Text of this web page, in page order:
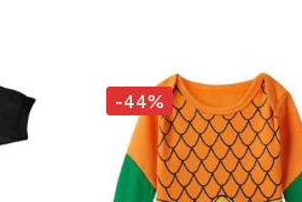
-44%